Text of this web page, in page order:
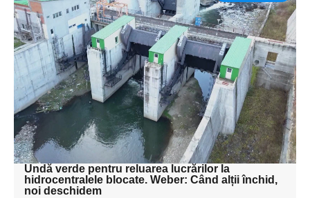
Adaugă aici textul pentru
subtitluAdaugă aici
textul pentru
subtitluAdaugă aici
textul pentru
subtitluAdaugă aici
textul pentru subti
Undă verde pentru reluarea lucrărilor la
hidrocentralele blocate. Weber: Când alții închid,
noi deschidem